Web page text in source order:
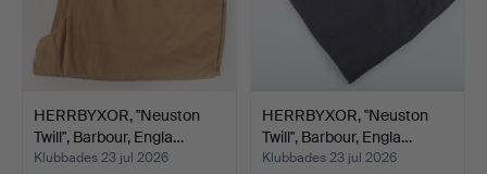
HERRBYXOR, "Neuston
Twill", Barbour, Engla…
Klubbades 23 jul 2026
HERRBYXOR, "Neuston
Twill", Barbour, Engla…
Klubbades 23 jul 2026